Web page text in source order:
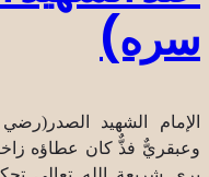
سره)
الإمام الشهيد
وعبقريٌّ فذٌّ كان عطاؤه